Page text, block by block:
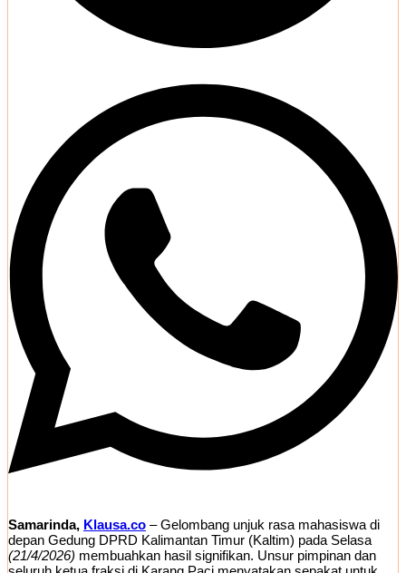
​Samarinda, Klausa.co – Gelombang unjuk rasa mahasiswa di
depan Gedung DPRD Kalimantan Timur (Kaltim) pada Selasa
(21/4/2026) membuahkan hasil signifikan. Unsur pimpinan dan